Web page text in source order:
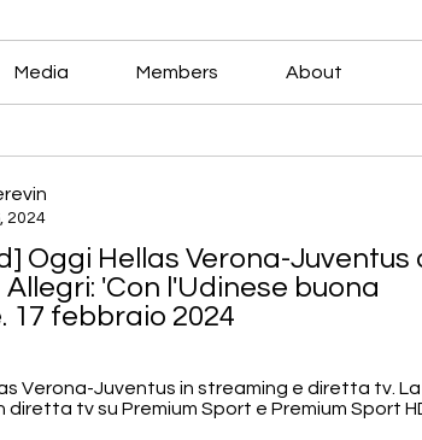
Media Members About
2024
Oggi Hellas Verona-Juventus
'Con l'Udinese buona
17 febbraio 2024
Verona-Juventus in streaming e diretta tv.
diretta tv su Premium Sport e Premium Sport